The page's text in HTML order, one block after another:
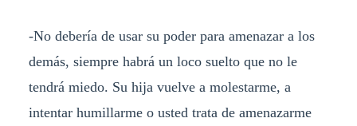
-No debería de usar su poder para amenazar a los
demás, siempre habrá un loco suelto que no le
tendrá miedo. Su hija vuelve a molestarme, a
intentar humillarme o usted trata de amenazarme